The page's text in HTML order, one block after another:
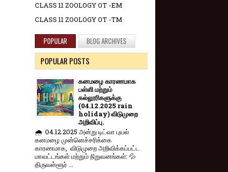
CLASS 11 ZOOLOGY OT -EM
CLASS 11 ZOOLOGY OT -TM
POPULAR BLOG ARCHIVES
POPULAR POSTS
கனமழை காரணமாக
பள்ளி மற்றும்
கல்லூரிகளுக்கு
(04.12.2025 rain
holiday) விடுமுறை
அறிவிப்பு.
🌧️ 04.12.2025 அன்று டிட்வா புயல்
கனமழை முன்னெச்சரிக்கை
காரணமாக, விடுமுறை அறிவிக்கப்பட்ட
மாவட்டங்கள் மற்றும் நிறுவனங்கள்: 💦
திருவள்ளூர் ...